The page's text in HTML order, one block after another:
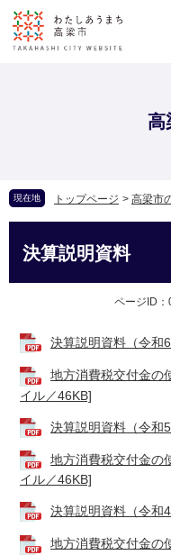
高
現在地 トップページ > 高梁市
決算説明資料
ページID
決算説明資料（令和
地方消費税交付金の
イル／46KB]
決算説明資料（令和
地方消費税交付金の
イル／46KB]
決算説明資料（令和
地方消費税交付金の